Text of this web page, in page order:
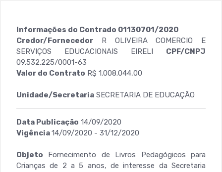
Informações do Contrado 01130701/2020
Credor/Fornecedor R OLIVEIRA COMERCIO E
SERVIÇOS EDUCACIONAIS EIRELI CPF/CNPJ
09.532.225/0001-63
Valor do Contrato R$ 1.008.044,00
Unidade/Secretaria SECRETARIA DE EDUCAÇÃO
Data Publicação 14/09/2020
Vigência14/09/2020 - 31/12/2020
Objeto Fornecimento de Livros Pedagógicos para
Crianças de 2 a 5 anos, de interesse da Secretaria